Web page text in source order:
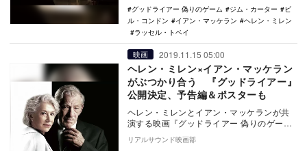
グッドライアー 偽りのゲーム
ジム・カーター
ビ
ル・コンドン
イアン・マッケラン
ヘレン・ミレン
ラッセル・トベイ
映画 2019.11.15 05:00
ヘレン・ミレン×イアン・マッケラン
がぶつかり合う 『グッドライアー』
公開決定、予告編＆ポスターも
ヘレン・ミレンとイアン・マッケランが共
演する映画『グッドライアー 偽りのゲー
ム』が2020年2月7日に公開されることが決
定し、あ…
リアルサウンド映画部